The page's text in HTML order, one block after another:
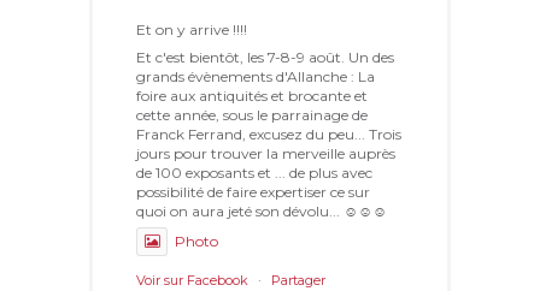
Et on y arrive !!!!
Et c'est bientôt, les 7-8-9 août. Un des
grands évènements d'Allanche : La
foire aux antiquités et brocante et
cette année, sous le parrainage de
Franck Ferrand, excusez du peu... Trois
jours pour trouver la merveille auprès
de 100 exposants et ... de plus avec
possibilité de faire expertiser ce sur
quoi on aura jeté son dévolu... ☺☺☺
Photo
Voir sur Facebook · Partager